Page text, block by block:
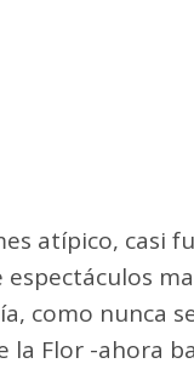
atípico, casi
como nunca
la Flor -ahora